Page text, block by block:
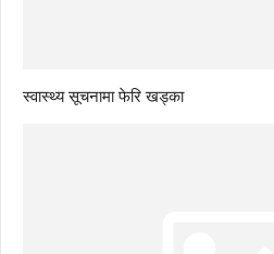
स्वास्थ्य सूचनामा फेरि खड्का